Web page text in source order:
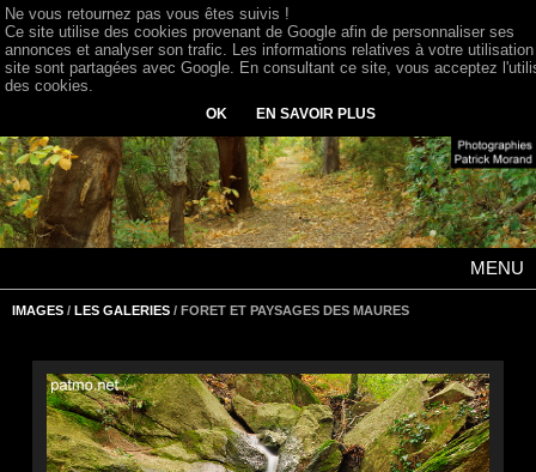
MENU
IMAGES / LES GALERIES / FORET ET PAYSAGES DES MAURES
Ne vous retournez pas vous êtes suivis !
Ce site utilise des cookies provenant de Google afin de personnaliser ses
annonces et analyser son trafic. Les informations relatives à votre
site sont partagées avec Google. En consultant ce site, vous acceptez
des cookies.
OK EN SAVOIR PLUS